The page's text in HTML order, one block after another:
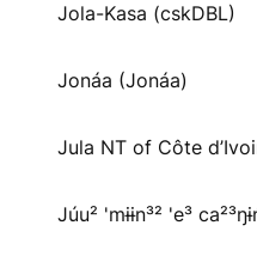
Jola-Kasa (cskDBL)
Jonáa (Jonáa)
Jula NT of Côte
Júu² 'mɨɨn³² 'e³